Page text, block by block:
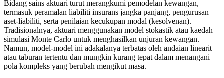
Bidang sains aktuari turut merangkumi pemodelan kewangan,
termasuk peramalan liabiliti insurans jangka panjang, pengurusan
aset-liabiliti, serta penilaian kecukupan modal (kesolvenan).
Tradisionalnya, aktuari menggunakan model stokastik atau kaedah
simulasi Monte Carlo untuk menghasilkan unjuran kewangan.
Namun, model-model ini adakalanya terbatas oleh andaian linearit
atau taburan tertentu dan mungkin kurang tepat dalam menangani
pola kompleks yang berubah mengikut masa​.